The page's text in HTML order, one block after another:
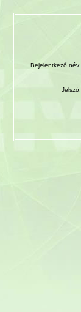
Bejelentkező név:
Jelszó: